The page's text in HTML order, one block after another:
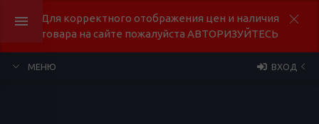
Для корректного отображения цен и наличия
товара на сайте пожалуйста АВТОРИЗУЙТЕСЬ
МЕНЮ ВХОД